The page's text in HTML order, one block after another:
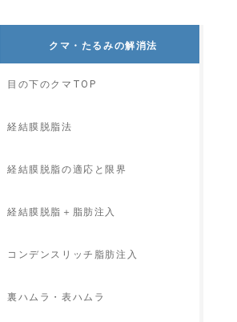
クマ・たるみの解消法
目の下のクマTOP
経結膜脱脂法
経結膜脱脂の適応と限界
経結膜脱脂＋脂肪注入
コンデンスリッチ脂肪注入
裏ハムラ・表ハムラ